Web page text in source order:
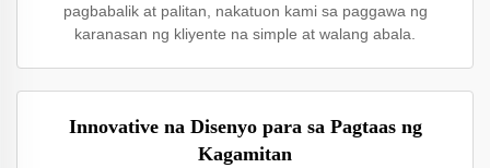
pagbabalik at palitan, nakatuon kami sa paggawa ng
karanasan ng kliyente na simple at walang abala.
Innovative na Disenyo para sa Pagtaas ng
Kagamitan